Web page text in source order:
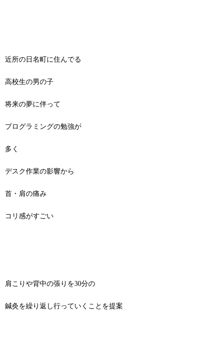
近所の日名町に住んでる
高校生の男の子
将来の夢に伴って
プログラミングの勉強が
多く
デスク作業の影響から
首・肩の痛み
コリ感がすごい
肩こりや背中の張りを30分の
鍼灸を繰り返し行っていくことを提案